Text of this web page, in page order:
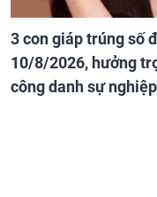
3 con giáp trúng số
10/8/2026, hưởng
công danh sự